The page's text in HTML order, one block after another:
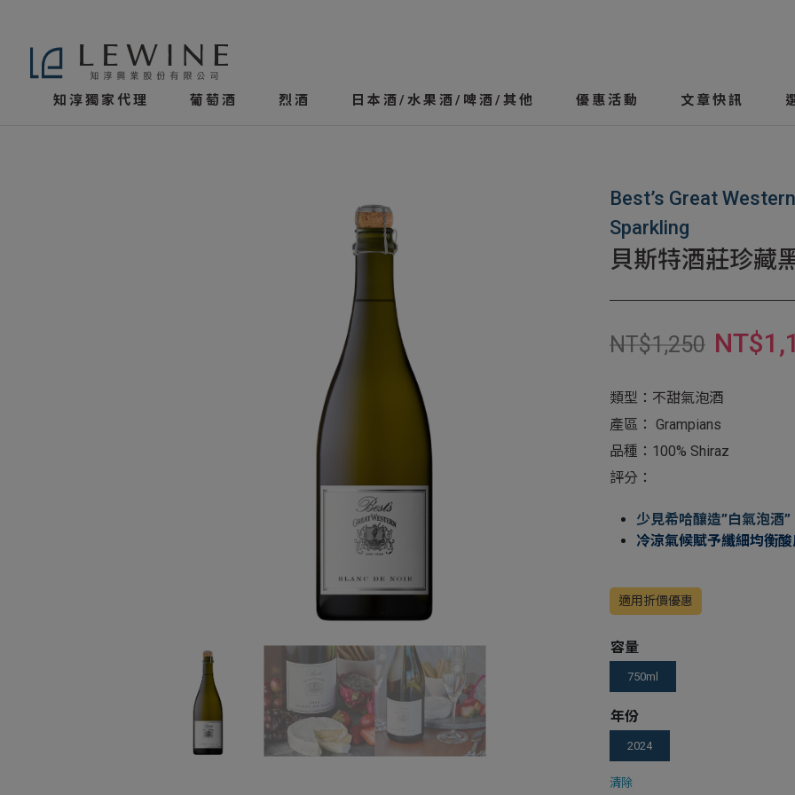
知淳獨家代理 葡萄酒 烈酒 日本酒/水果酒/啤酒/其他 優惠活動 文章快訊
Best’s Great
Sparkling
貝斯特酒莊珍藏
NT$1,250 NT$
類型：不甜氣泡酒
產區： Grampians
品種：100% Shiraz
評分：
少見希哈釀造”白氣泡酒”
冷涼氣候賦予纖細均衡
適用折價優惠
容量
750ml
年份
2024
清除